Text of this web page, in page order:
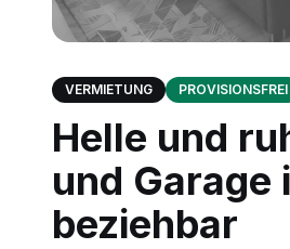
VERMIETUNG PROVISIONSFREI
Helle und
und
beziehbar